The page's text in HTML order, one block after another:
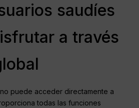
saudíes
a través
puede acceder directamente a
todas las funciones